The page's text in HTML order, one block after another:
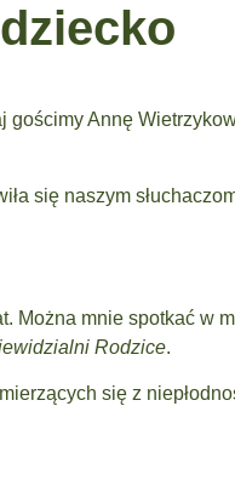
Annę
się naszym
Można mnie spotkać w
Rodzice.
się z